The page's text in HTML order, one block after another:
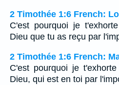
2 Timothée 1:6 French:
C'est pourquoi je
Dieu que tu as reçu par
2 Timothée 1:6 French:
C'est pourquoi je
Dieu, qui est en toi par